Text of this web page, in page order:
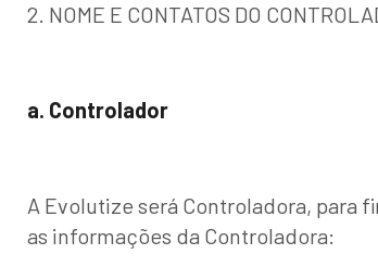
2. NOME E CONTATOS DO
a. Controlador
A Evolutize será Controladora, para
as informações da Controladora: